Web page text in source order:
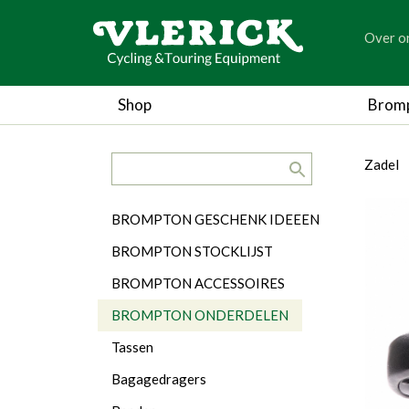
Over
Shop
Zadel
Categorieën
BROMPTON GESCHENK IDEEEN
BROMPTON STOCKLIJST
BROMPTON ACCESSOIRES
BROMPTON ONDERDELEN
Tassen
Bagagedragers